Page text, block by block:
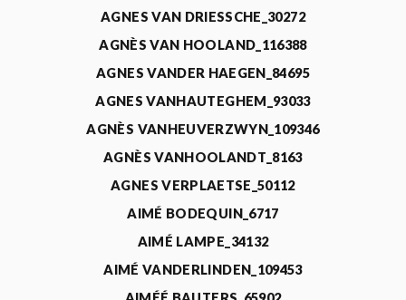
AGNES VAN DRIESSCHE_30272
AGNÈS VAN HOOLAND_116388
AGNES VANDER HAEGEN_84695
AGNES VANHAUTEGHEM_93033
AGNÈS VANHEUVERZWYN_109346
AGNÈS VANHOOLANDT_8163
AGNES VERPLAETSE_50112
AIMÉ BODEQUIN_6717
AIMÉ LAMPE_34132
AIMÉ VANDERLINDEN_109453